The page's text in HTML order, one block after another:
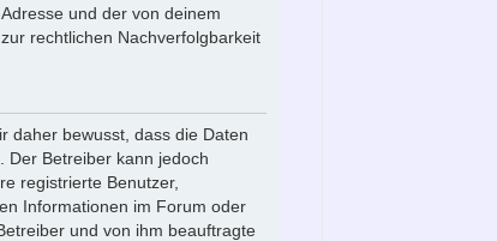
und der von deinem
rechtlichen Nachverfolgbarkeit
daher bewusst, dass die Daten
Der Betreiber kann jedoch
registrierte Benutzer,
Informationen im Forum oder
und von ihm beauftragte